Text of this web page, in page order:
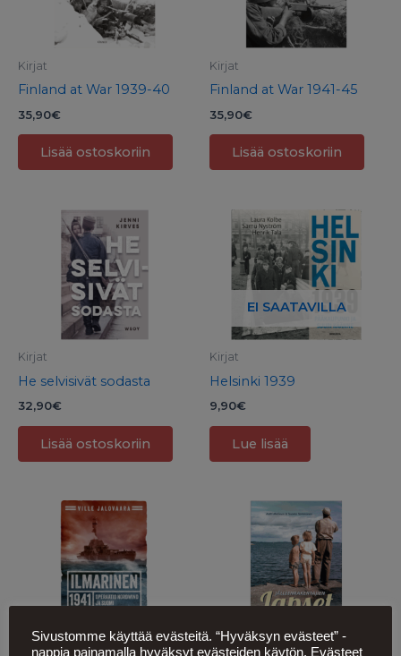
Kirjat
Finland at War 1939-40
35,90€
Lisää ostoskoriin
Kirjat
Finland at War 1941-45
35,90€
Lisää ostoskoriin
Kirjat
He selvisivät sodasta
32,90€
Lisää ostoskoriin
EI SAATAVILLA
Kirjat
Helsinki 1939
9,90€
Lue lisää
Kirjat Kirjat
Sivustomme käyttää evästeitä. “Hyväksyn evästeet” -
nappia painamalla hyväksyt evästeiden käytön. Evästeet